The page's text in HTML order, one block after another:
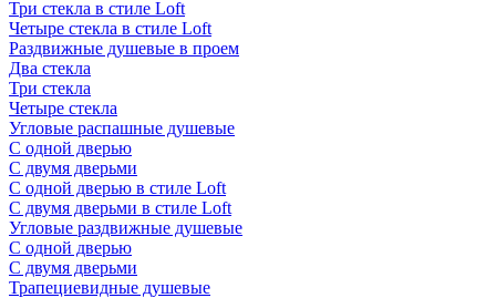
Три стекла в стиле Loft
Четыре стекла в стиле Loft
Раздвижные душевые в проем
Два стекла
Три стекла
Четыре стекла
Угловые распашные душевые
С одной дверью
С двумя дверьми
С одной дверью в стиле Loft
С двумя дверьми в стиле Loft
Угловые раздвижные душевые
С одной дверью
С двумя дверьми
Трапециевидные душевые